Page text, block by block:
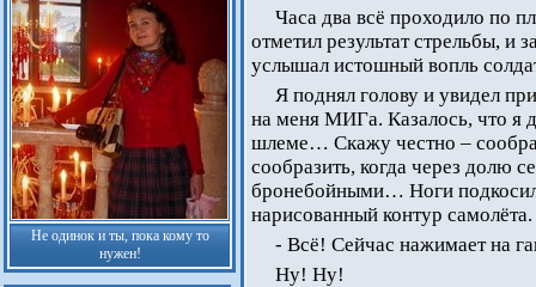
Не одинок и ты, пока кому то
нужен!
Часа два всё проходило по
отметил результат стрельбы, и
услышал истошный вопль
Я поднял голову и увидел
на меня МИГа. Казалось, что я
шлеме… Скажу честно –
сообразить, когда через долю
бронебойными… Ноги
нарисованный контур
- Всё! Сейчас нажимает на
Ну! Ну!